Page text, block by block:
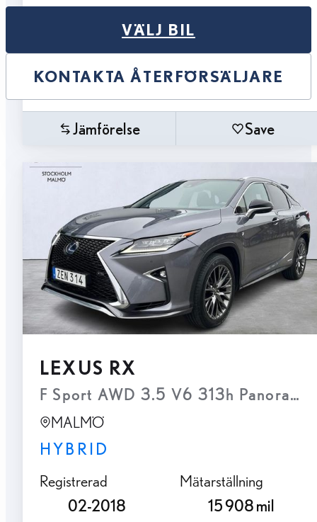
VÄLJ BIL
KONTAKTA ÅTERFÖRSÄLJARE
Jämförelse Save
LEXUS RX
F Sport AWD 3.5 V6 313h
MALMÖ
HYBRID
Registrerad
02-2018
Mätarställning
15 908 mil